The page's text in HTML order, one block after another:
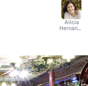
Alicia
Hernández